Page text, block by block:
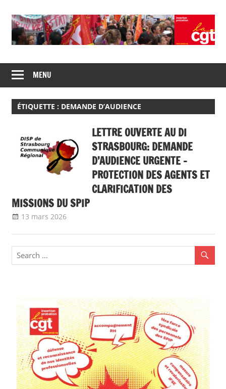
content
CGT
insertion
probation
de
syndicats
CGT
insertion
probation
MENU
ÉTIQUETTE : DEMANDE D’AUDIENCE
LETTRE OUVERTE AU DI
STRASBOURG: DEMANDE
D’AUDIENCE URGENTE –
PROTECTION DES AGENTS ET
CLARIFICATION DES
MISSIONS DU SPIP
13 mars 2026